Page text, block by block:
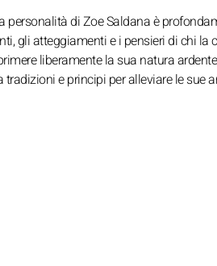
personalità di Zoe Saldana è
gli atteggiamenti e i pensieri di chi
liberamente la sua natura
e principi per alleviare le sue